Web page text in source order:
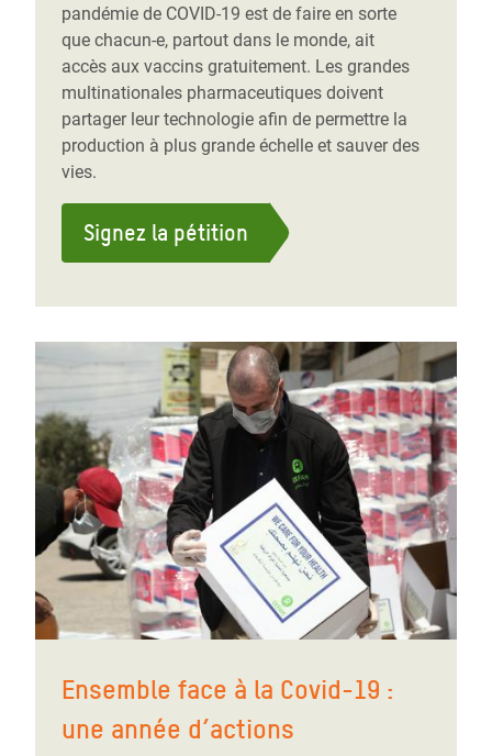
pandémie de COVID-19 est de faire en sorte
que chacun-e, partout dans le monde, ait
accès aux vaccins gratuitement. Les grandes
multinationales pharmaceutiques doivent
partager leur technologie afin de permettre la
production à plus grande échelle et sauver des
vies.
Signez la pétition
Ensemble face à la Covid-19 :
une année d’actions